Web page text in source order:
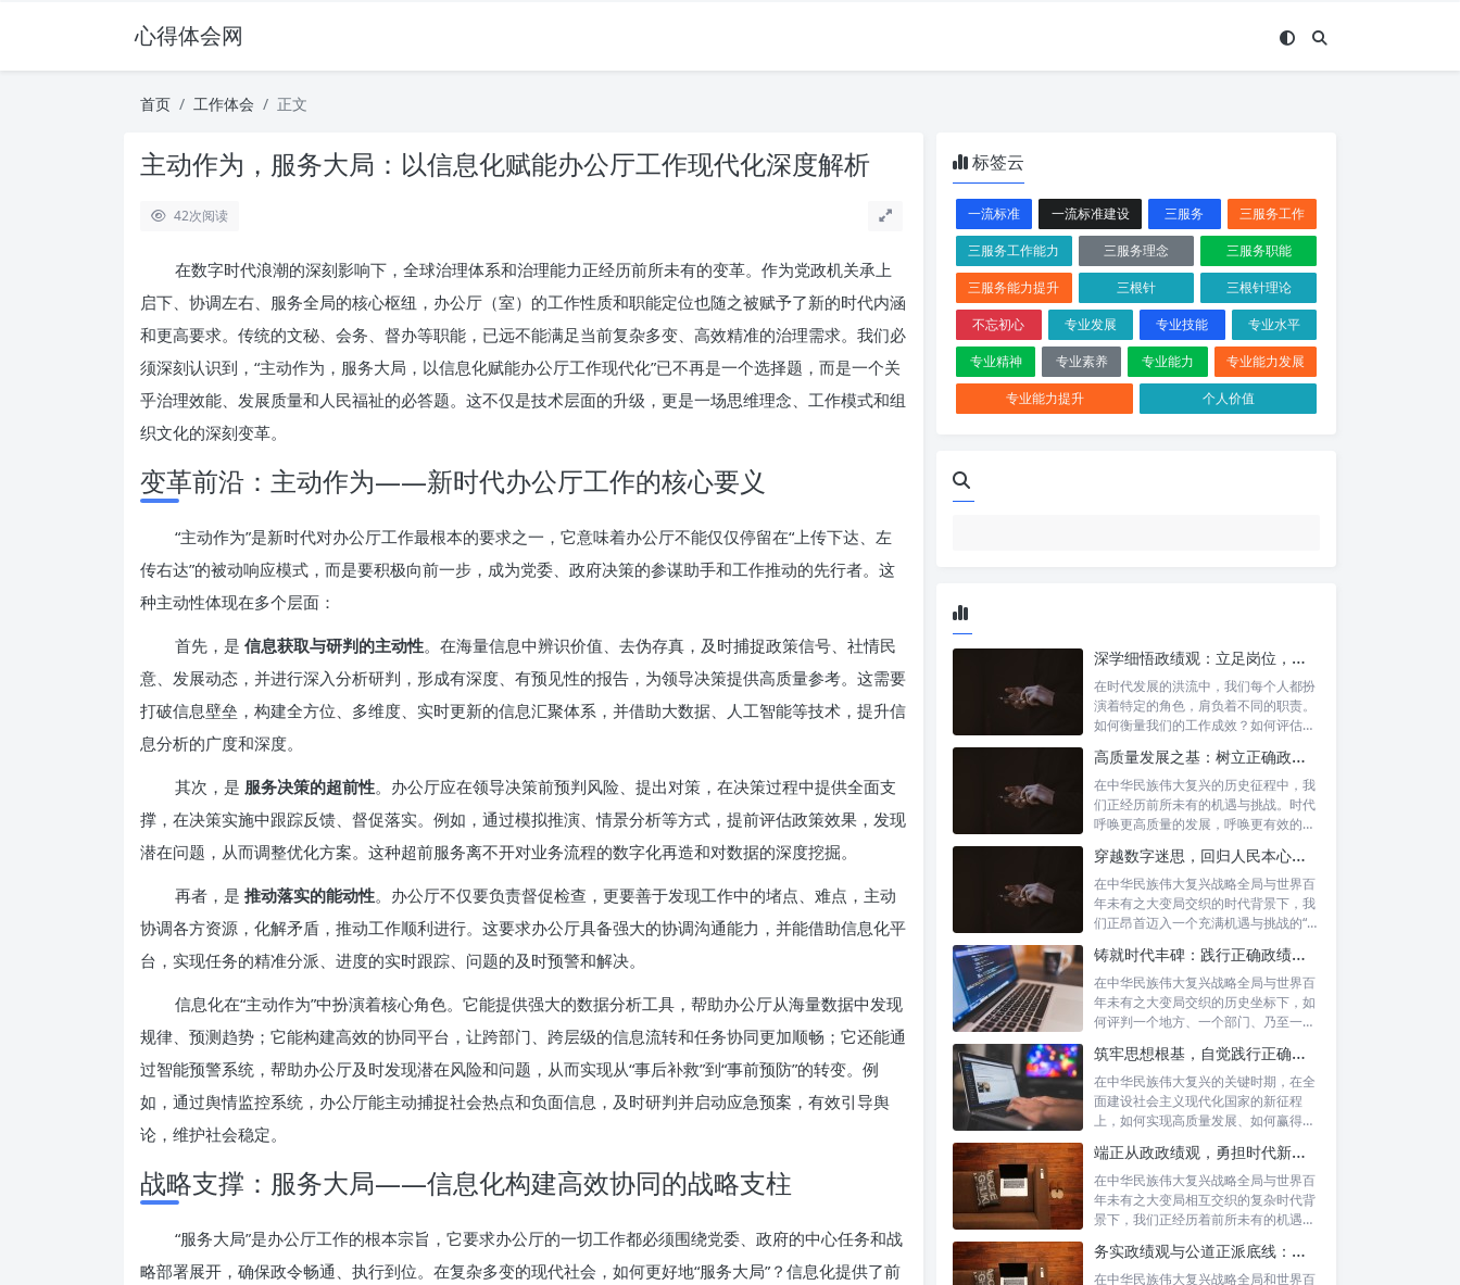
心得体会网
首页 工作体会 正文
主动作为，服务大局：以信息化赋能办公厅工作现代化深度解析
42次阅读
在数字时代浪潮的深刻影响下，全球治理体系和治理能力正经历前所未有的变革。作为党政机关承上
启下、协调左右、服务全局的核心枢纽，办公厅（室）的工作性质和职能定位也随之被赋予了新的时代内涵
和更高要求。传统的文秘、会务、督办等职能，已远不能满足当前复杂多变、高效精准的治理需求。我们必
须深刻认识到，“主动作为，服务大局，以信息化赋能办公厅工作现代化”已不再是一个选择题，而是一个关
乎治理效能、发展质量和人民福祉的必答题。这不仅是技术层面的升级，更是一场思维理念、工作模式和组
织文化的深刻变革。
变革前沿：主动作为——新时代办公厅工作的核心要义
“主动作为”是新时代对办公厅工作最根本的要求之一，它意味着办公厅不能仅仅停留在“上传下达、左
传右达”的被动响应模式，而是要积极向前一步，成为党委、政府决策的参谋助手和工作推动的先行者。这
种主动性体现在多个层面：
首先，是 信息获取与研判的主动性。在海量信息中辨识价值、去伪存真，及时捕捉政策信号、社情民
意、发展动态，并进行深入分析研判，形成有深度、有预见性的报告，为领导决策提供高质量参考。这需要
打破信息壁垒，构建全方位、多维度、实时更新的信息汇聚体系，并借助大数据、人工智能等技术，提升信
息分析的广度和深度。
其次，是 服务决策的超前性。办公厅应在领导决策前预判风险、提出对策，在决策过程中提供全面支
撑，在决策实施中跟踪反馈、督促落实。例如，通过模拟推演、情景分析等方式，提前评估政策效果，发现
潜在问题，从而调整优化方案。这种超前服务离不开对业务流程的数字化再造和对数据的深度挖掘。
再者，是 推动落实的能动性。办公厅不仅要负责督促检查，更要善于发现工作中的堵点、难点，主动
协调各方资源，化解矛盾，推动工作顺利进行。这要求办公厅具备强大的协调沟通能力，并能借助信息化平
台，实现任务的精准分派、进度的实时跟踪、问题的及时预警和解决。
信息化在“主动作为”中扮演着核心角色。它能提供强大的数据分析工具，帮助办公厅从海量数据中发现
规律、预测趋势；它能构建高效的协同平台，让跨部门、跨层级的信息流转和任务协同更加顺畅；它还能通
过智能预警系统，帮助办公厅及时发现潜在风险和问题，从而实现从“事后补救”到“事前预防”的转变。例
如，通过舆情监控系统，办公厅能主动捕捉社会热点和负面信息，及时研判并启动应急预案，有效引导舆
论，维护社会稳定。
战略支撑：服务大局——信息化构建高效协同的战略支柱
“服务大局”是办公厅工作的根本宗旨，它要求办公厅的一切工作都必须围绕党委、政府的中心任务和战
略部署展开，确保政令畅通、执行到位。在复杂多变的现代社会，如何更好地“服务大局”？信息化提供了前
标签云
一流标准 一流标准建设 三服务
三服务工作
三服务工作能力
三服务理念
三服务职能
三服务能力提升
三根针
三根针理论
不忘初心
专业发展 专业技能
专业水平
专业精神
专业素养 专业能力
专业能力发展
专业能力提升
个人价值
深学细悟政绩观：立足岗位，争做新时代的实干先锋
在时代发展的洪流中，我们每个人都扮
演着特定的角色，肩负着不同的职责。
如何衡量我们的工作成效？如何评估我
高质量发展之基：树立正确政绩理念，锤炼务实工作作风
在中华民族伟大复兴的历史征程中，我
们正经历前所未有的机遇与挑战。时代
呼唤更高质量的发展，呼唤更有效的治
穿越数字迷思，回归人民本心：悟透政绩观内涵，践行新时代使命
在中华民族伟大复兴战略全局与世界百
年未有之大变局交织的时代背景下，我
们正昂首迈入一个充满机遇与挑战的“新
铸就时代丰碑：践行正确政绩观，实干笃行显作为
在中华民族伟大复兴战略全局与世界百
年未有之大变局交织的历史坐标下，如
何评判一个地方、一个部门、乃至一名
筑牢思想根基，自觉践行正确政绩观：以实绩赢得民心，以担当开创未来
在中华民族伟大复兴的关键时期，在全
面建设社会主义现代化国家的新征程
上，如何实现高质量发展、如何赢得人
端正从政政绩观，勇担时代新使命：新征程上的责任与担当
在中华民族伟大复兴战略全局与世界百
年未有之大变局相互交织的复杂时代背
景下，我们正经历着前所未有的机遇与
务实政绩观与公道正派底线：新时代干部担当作为的“压舱石”
在中华民族伟大复兴战略全局和世界百